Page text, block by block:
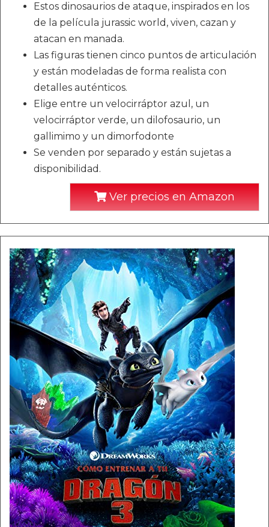
Estos dinosaurios de ataque, inspirados en los
de la película jurassic world, viven, cazan y
atacan en manada.​
Las figuras tienen cinco puntos de articulación
y están modeladas de forma realista con
detalles auténticos.​
Elige entre un velocirráptor azul, un
velocirráptor verde, un dilofosaurio, un
gallimimo y un dimorfodonte ​
Se venden por separado y están sujetas a
disponibilidad.​
Ver precios en Amazon